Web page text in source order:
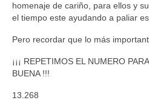
Empresas
Noticias
Eventos
homenaje de cariño, para ellos y
el tiempo este ayudando a paliar
Pero recordar que lo más
¡¡¡ REPETIMOS EL NUMERO
BUENA !!!
13.268